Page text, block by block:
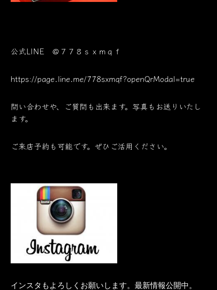
公式LINE ＠７７８ｓｘｍｑｆ
https://page.line.me/778sxmqf?openQrModal=true
問い合わせや、ご質問も出来ます。写真もお送りいたし
ます。
ご来店予約も可能です。ぜひご活用ください。
インスタもよろしくお願いします。最新情報公開中。